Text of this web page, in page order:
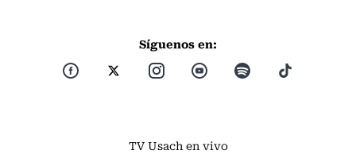
Síguenos en:
TV Usach en vivo